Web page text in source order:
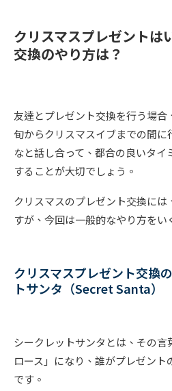
クリスマスプレゼントは
交換のやり方は？
友達とプレゼント交換を行う場合
旬からクリスマスイブまでの間
なと話し合って、都合の良いタイ
することが大切でしょう。
クリスマスのプレゼント交換に
すが、今回は一般的なやり方をい
クリスマスプレゼント交換
トサンタ（Secret Santa）
シークレットサンタとは、その言
ロース」になり、誰がプレゼン
です。